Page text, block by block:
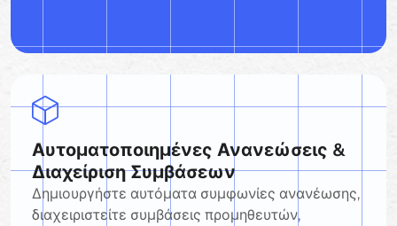
Αυτοματοποιημένες Ανανεώσεις &
Διαχείριση Συμβάσεων
Δημιουργήστε αυτόματα συμφωνίες ανανέωσης,
διαχειριστείτε συμβάσεις προμηθευτών,